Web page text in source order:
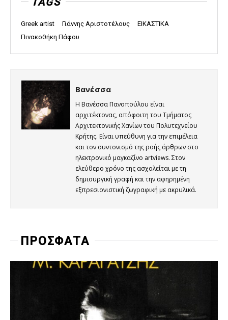
Greek artist Γιάννης Αριστοτέλους
ΕΙΚΑΣΤΙΚΑ
Πινακοθήκη Πάφου
Βανέσσα
Η Βανέσσα Πανοπούλου είναι
αρχιτέκτονας, απόφοιτη του Τμήματος
Αρχιτεκτονικής Χανίων του Πολυτεχνείου
Κρήτης. Είναι υπεύθυνη για την επιμέλεια
και τον συντονισμό της ροής άρθρων στο
ηλεκτρονικό μαγκαζίνο artviews. Στον
ελεύθερο χρόνο της ασχολείται με τη
δημιουργική γραφή και την αφηρημένη
εξπρεσιονιστική ζωγραφική με ακρυλικά.
ΠΡΟΣΦΑΤΑ